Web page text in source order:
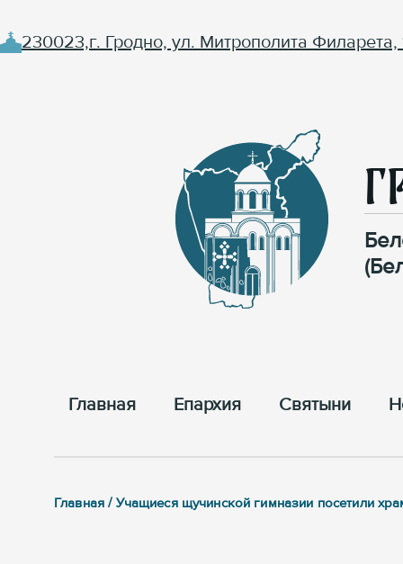
230023,г. Гродно, ул. Митрополита Филарета,
Главная Епархия Cвятыни
Главная / Учащиеся щучинской гимназии посетили